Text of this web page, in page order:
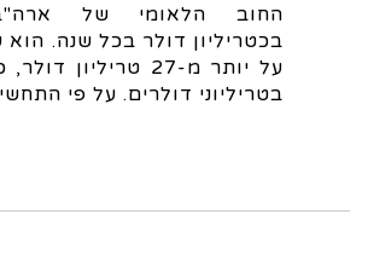
החוב הלאומי של
בכטריליון דולר בכל שנה.
על יותר מ-27 טריליון
בטריליוני דולרים. על פי